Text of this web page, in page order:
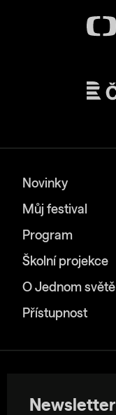
Novinky
Můj festival
Program
Školní projekce
O Jednom světě
Přístupnost
Newsletter